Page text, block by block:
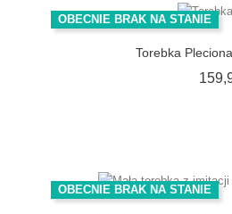
OBECNIE BRAK NA STANIE
Torebka
OBECNIE BRAK NA STANIE